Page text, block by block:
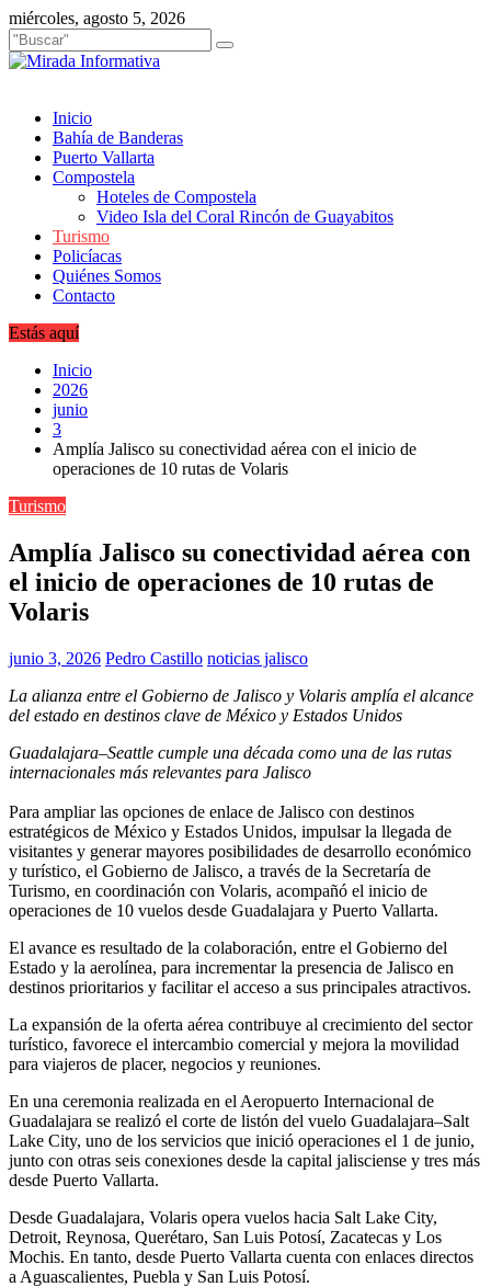
Saltar
al
contenido
miércoles, agosto 5, 2026
Inicio
Bahía de Banderas
Puerto Vallarta
Compostela
Hoteles de Compostela
Video Isla del Coral Rincón de Guayabitos
Turismo
Policíacas
Quiénes Somos
Contacto
Estás aquí
Inicio
2026
junio
3
Amplía Jalisco su conectividad aérea con el inicio de
operaciones de 10 rutas de Volaris
Turismo
Amplía Jalisco su conectividad aérea con
el inicio de operaciones de 10 rutas de
Volaris
junio 3, 2026 Pedro Castillo noticias jalisco
La alianza entre el Gobierno de Jalisco y Volaris amplía el alcance
del estado en destinos clave de México y Estados Unidos
Guadalajara–Seattle cumple una década como una de las rutas
internacionales más relevantes para Jalisco
Para ampliar las opciones de enlace de Jalisco con destinos
estratégicos de México y Estados Unidos, impulsar la llegada de
visitantes y generar mayores posibilidades de desarrollo económico
y turístico, el Gobierno de Jalisco, a través de la Secretaría de
Turismo, en coordinación con Volaris, acompañó el inicio de
operaciones de 10 vuelos desde Guadalajara y Puerto Vallarta.
El avance es resultado de la colaboración, entre el Gobierno del
Estado y la aerolínea, para incrementar la presencia de Jalisco en
destinos prioritarios y facilitar el acceso a sus principales atractivos.
La expansión de la oferta aérea contribuye al crecimiento del sector
turístico, favorece el intercambio comercial y mejora la movilidad
para viajeros de placer, negocios y reuniones.
En una ceremonia realizada en el Aeropuerto Internacional de
Guadalajara se realizó el corte de listón del vuelo Guadalajara–Salt
Lake City, uno de los servicios que inició operaciones el 1 de junio,
junto con otras seis conexiones desde la capital jalisciense y tres más
desde Puerto Vallarta.
Desde Guadalajara, Volaris opera vuelos hacia Salt Lake City,
Detroit, Reynosa, Querétaro, San Luis Potosí, Zacatecas y Los
Mochis. En tanto, desde Puerto Vallarta cuenta con enlaces directos
a Aguascalientes, Puebla y San Luis Potosí.